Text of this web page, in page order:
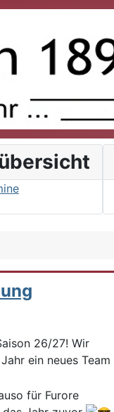
26/27! Wir
ein neues Team
für Furore